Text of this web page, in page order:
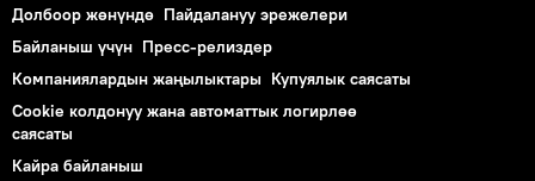
Долбоор жөнүндө Пайдалануу эрежелери
Байланыш үчүн Пресс-релиздер
Компаниялардын жаңылыктары Купуялык саясаты
Cookie колдонуу жана автоматтык логирлөө
саясаты
Кайра байланыш